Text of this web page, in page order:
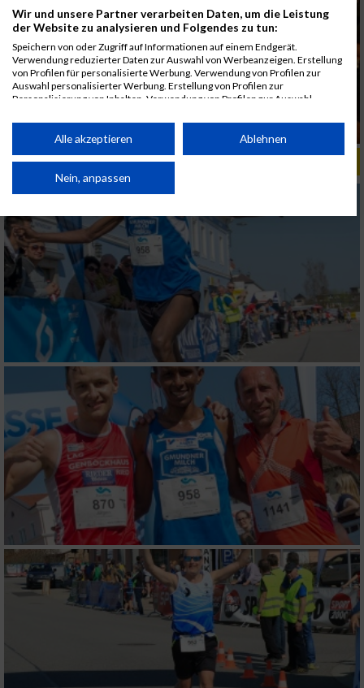
ALBUM MARKTLAUF KREMSMÜNSTER / 31.03.2019
Wir und unsere Partner verarbeiten Daten, um die Leistung
der Website zu analysieren und Folgendes zu tun:
Speichern von oder Zugriff auf Informationen auf einem Endgerät.
Verwendung reduzierter Daten zur Auswahl von Werbeanzeigen. Erstellung
von Profilen für personalisierte Werbung. Verwendung von Profilen zur
Auswahl personalisierter Werbung. Erstellung von Profilen zur
Personalisierung von Inhalten. Verwendung von Profilen zur Auswahl
Performance von Inhalten. Analyse von Zielgruppen durch Statistiken oder
Kombinationen von Daten aus verschiedenen Quellen. Entwicklung und
von Inhalten.
Daten können außerhalb der Europäischen Union weitergegeben und in die
Website/App.
Partnerliste anzeigen (1 IAB-Anbieter)
Wir nutzen Ihre Daten für folgende Zwecke:
IAB-Verarbeitungszwecke:
Speichern von oder Zugriff auf Informationen
auf einem Endgerät
Verwendung reduzierter Daten zur Auswahl
von Werbeanzeigen
Erstellung von Profilen für personalisierte
Werbung
Verwendung von Profilen zur Auswahl
personalisierter Werbung
Erstellung von Profilen zur Personalisierung
von Inhalten
Verwendung von Profilen zur Auswahl
personalisierter Inhalte
Messung der Werbeleistung
Messung der Performance von Inhalten
Alle akzeptieren Ablehnen
Nein, anpassen